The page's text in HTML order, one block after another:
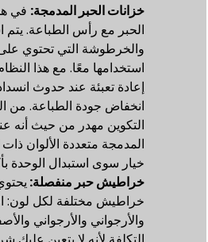
خزانات الحبر المدمجة:في
الحبر مع رأس الطباعة. يتم
والخرطوشة التي تحتوي على
استخدامها معًا. مع هذا
إعادة تعبئة عند حدوث
انخفاض جودة الطباعة. من
التكوين مهدر من حيث أنه
المدمجة متعددة الألوان
خيار سوى استبدال الوحدة
خراطيش حبر منفصلة:
خراطيش مختلفة لكل لون:
والأرجواني والأرجواني